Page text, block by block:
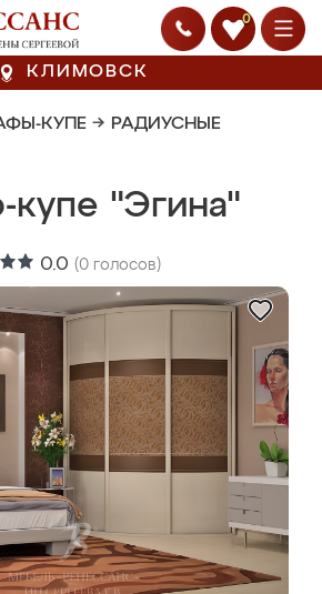
0
КЛИМОВСК
КУПЕ → РАДИУСНЫЕ
купе "Эгина"
0.0 (0 голосов)